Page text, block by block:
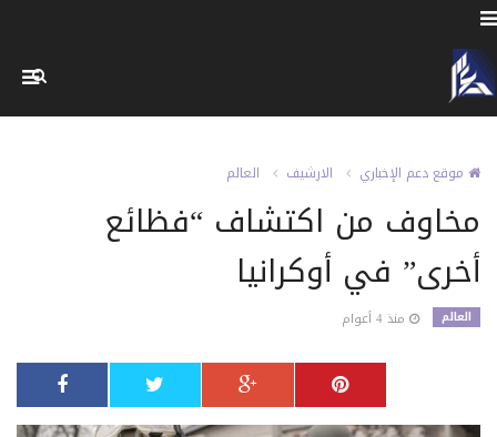
موقع دعم الإخباري الارشيف العالم
مخاوف من اكتشاف “فظائع
أخرى” في أوكرانيا
العالم منذ 4 أعوام